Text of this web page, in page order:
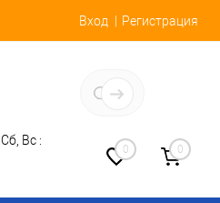
Вход Регистрация
Сб, Вс :
0 0